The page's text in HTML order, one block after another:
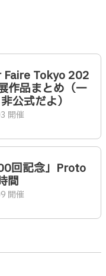
Faire Tokyo 202
作品まとめ（一
公式だよ）
開催
回記念」Proto
間
開催